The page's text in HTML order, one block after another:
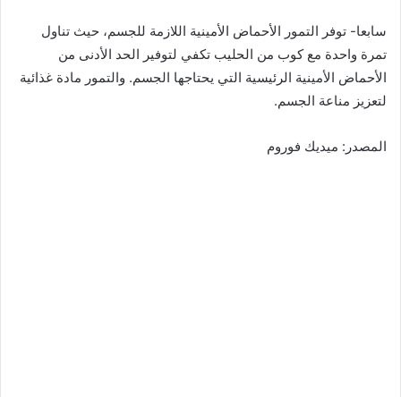
سابعا- توفر التمور الأحماض الأمينية اللازمة للجسم، حيث تناول
تمرة واحدة مع كوب من الحليب تكفي لتوفير الحد الأدنى من
الأحماض الأمينية الرئيسية التي يحتاجها الجسم. والتمور مادة غذائية
لتعزيز مناعة الجسم.
المصدر: ميديك فوروم